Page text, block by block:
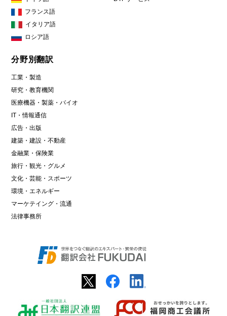
フランス語
イタリア語
ロシア語
分野別翻訳
工業・製造
研究・教育機関
医療機器・製薬・バイオ
IT・情報通信
広告・出版
建築・建設・不動産
金融業・保険業
旅行・観光・グルメ
文化・芸能・スポーツ
環境・エネルギー
マーケテイング・流通
法律事務所